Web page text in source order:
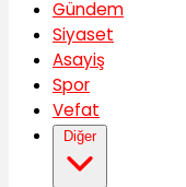
Gündem
Siyaset
Asayiş
Spor
Vefat
Diğer